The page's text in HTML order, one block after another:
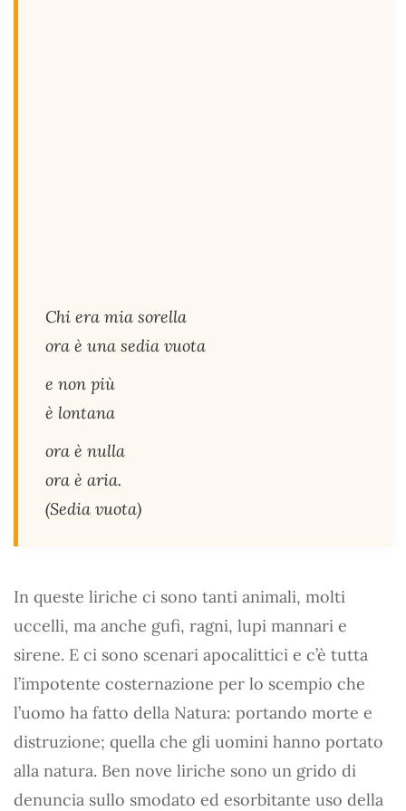
Chi era mia sorella
ora è una sedia vuota
e non più
è lontana
ora è nulla
ora è aria.
(Sedia vuota)
In queste liriche ci sono tanti animali, molti
uccelli, ma anche gufi, ragni, lupi mannari e
sirene. E ci sono scenari apocalittici e c’è tutta
l’impotente costernazione per lo scempio che
l’uomo ha fatto della Natura: portando morte e
distruzione; quella che gli uomini hanno portato
alla natura. Ben nove liriche sono un grido di
denuncia sullo smodato ed esorbitante uso della